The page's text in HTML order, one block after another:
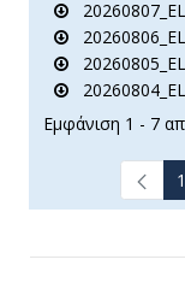
Εμφάνιση 1 - 7
1